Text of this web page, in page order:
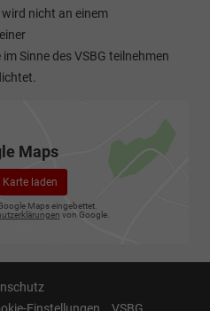
nicht an einem
Sinne des VSBG teilnehmen
Maps
Karte laden
Maps eingebettet.
von Google.
Einstellungen VSBG